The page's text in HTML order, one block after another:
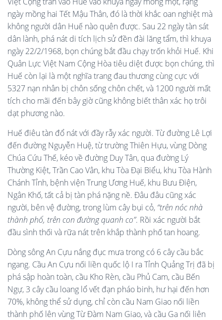
ngày mồng hai Tết Mậu Thân, đó là thời khắc oan nghiệt mà
không người dân Huế nào quên được. Sau 22 ngày tàn sát
dân lành, phá nát di tích lịch sử đền đài lăng tẩm, thì khuya
ngày 22/2/1968, bọn chúng bắt đầu chạy trốn khỏi Huế. Khi
Quân Lực Việt Nam Cộng Hòa tiêu diệt được bọn chúng, thì
Huế còn lại là một nghĩa trang đau thương cùng cực với
5327 nạn nhân bị chôn sống chôn chết, và 1200 người mất
tích cho mãi đến bây giờ cũng không biết thân xác họ trôi
dạt phương nào.
Huế điêu tàn đổ nát với đầy rẫy xác người. Từ đường Lê Lợi
đến đường Nguyễn Huệ, từ trường Thiên Hựu, vùng Dòng
Chúa Cứu Thế, kéo về đường Duy Tân, qua đường Lý
Thường Kiệt, Trần Cao Vân, khu Tòa Đại Biểu, khu Tòa Hành
Chánh Tỉnh, bệnh viện Trung Ương Huế, khu Bưu Điện,
Ngân Khố, tất cả bị tàn phá nặng nề. Đâu đâu cũng xác
người, bên vệ đường, trong lùm cây bụi cỏ, “trên nóc nhà
thành phố, trên con đường quanh co”. Rồi xác người bắt
đầu sình thối và rữa nát trên khắp thành phố tan hoang.
Dòng sông An Cựu nắng đục mưa trong có 6 cây cầu bắc
ngang. Cầu An Cựu nối liền quốc lộ I ra Tỉnh Quảng Trị đã bị
phá sập hoàn toàn, cầu Kho Rèn, cầu Phủ Cam, cầu Bến
Ngự, 3 cây cầu loang lổ vết đạn pháo binh, hư hại đến hơn
70%, không thể sử dụng, chỉ còn cầu Nam Giao nối liền
thành phố lên vùng Từ Đàm Nam Giao, và cầu Ga nối liên